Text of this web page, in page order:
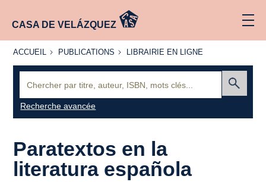
CASA DE VELÁZQUEZ
ACCUEIL
ACCUEIL PUBLICATIONS
PUBLICATIONS
LIBRAIRIE
LIBRAIRIE EN LIGNE
Recherche avancée
Paratextos en la
literatura española